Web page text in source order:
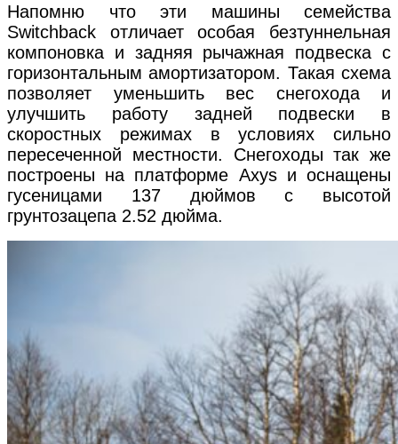
Напомню что эти машины семейства
Switchback отличает особая безтуннельная
компоновка и задняя рычажная подвеска с
горизонтальным амортизатором. Такая схема
позволяет уменьшить вес снегохода и
улучшить работу задней подвески в
скоростных режимах в условиях сильно
пересеченной местности. Снегоходы так же
построены на платформе Axys и оснащены
гусеницами 137 дюймов с высотой
грунтозацепа 2.52 дюйма.